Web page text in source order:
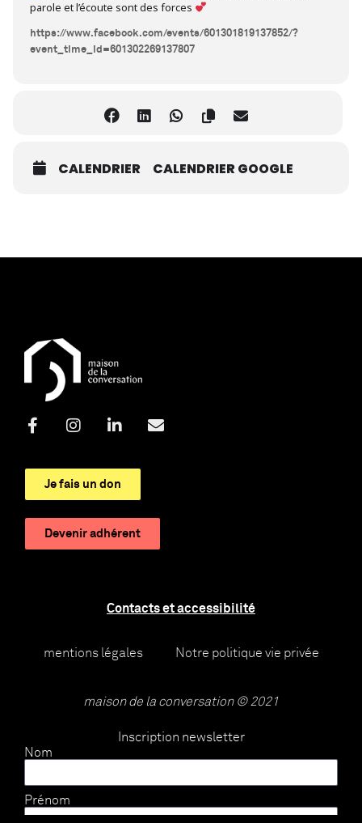
parole et l’écoute sont des forces
https://www.facebook.com/events/601301819137852/?
event_time_id=601302269137807
CALENDRIER CALENDRIER GOOGLE
Je fais un don
Devenir adhérent
Contacts et accessibilité
mentions légales Notre politique vie privée
maison de la conversation © 2021
Inscription newsletter
Nom
Prénom